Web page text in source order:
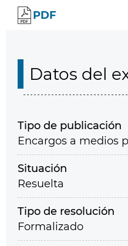
PDF
Datos del
Tipo de publicación
Encargos a medios
Situación
Resuelta
Tipo de resolución
Formalizado